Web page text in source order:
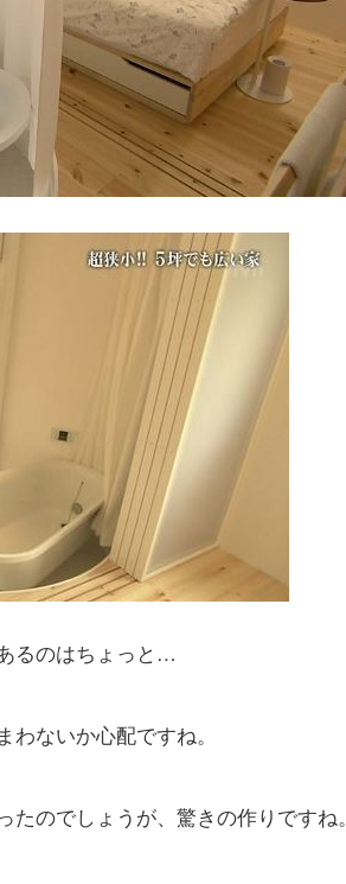
るのはちょっと…
ないか心配ですね。
のでしょうが、驚きの作りですね。